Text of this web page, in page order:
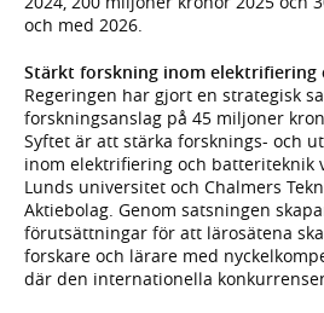
och med 2026.
Stärkt forskning inom
Regeringen har gjort en strategisk
forskningsanslag på 45 miljoner
Syftet är att stärka forsknings- och
inom elektrifiering och batteriteknik
Lunds universitet och Chalmers
Aktiebolag. Genom satsningen
förutsättningar för att lärosätena
forskare och lärare med
där den internationella